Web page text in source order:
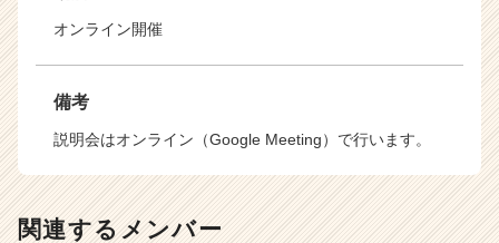
オンライン開催
備考
説明会はオンライン（Google Meeting）で行います。
関連するメンバー